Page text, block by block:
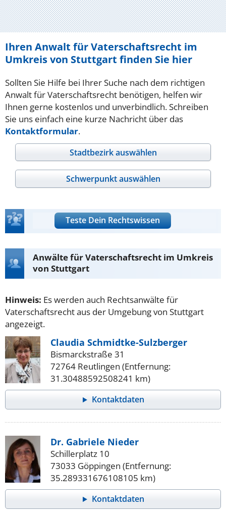
Ihren Anwalt für Vaterschaftsrecht im
Umkreis von Stuttgart finden Sie hier
Sollten Sie Hilfe bei Ihrer Suche nach dem richtigen
Anwalt für Vaterschaftsrecht benötigen, helfen wir
Ihnen gerne kostenlos und unverbindlich. Schreiben
Sie uns einfach eine kurze Nachricht über das
Kontaktformular.
Stadtbezirk auswählen
Schwerpunkt auswählen
Teste Dein Rechtswissen
Anwälte für Vaterschaftsrecht im Umkreis
von Stuttgart
Hinweis: Es werden auch Rechtsanwälte für
Vaterschaftsrecht aus der Umgebung von Stuttgart
angezeigt.
Claudia Schmidtke-Sulzberger
Bismarckstraße 31
72764 Reutlingen (Entfernung:
31.30488592508241 km)
Kontaktdaten
Dr. Gabriele Nieder
Schillerplatz 10
73033 Göppingen (Entfernung:
35.289331676108105 km)
Kontaktdaten